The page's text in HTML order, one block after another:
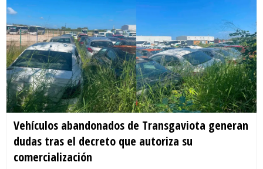
Vehículos abandonados de Transgaviota generan
dudas tras el decreto que autoriza su
comercialización